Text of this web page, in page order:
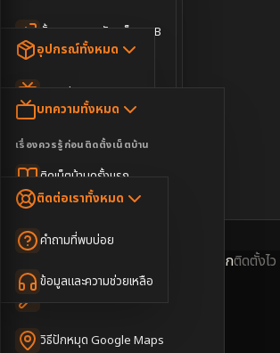
เน็ตบ้าน Super Fast
เน็ตบ้าน 2Gbps
เน็ตบ้านพร้อมกล่องทีวี
เน็ตบ้าน + Netflix
เน็ตบ้าน + บริการเสริม
เน็ตบ้านแรงทุกชั้น
ขั้นตอนการสมัครเน็ต 3BB
อุปกรณ์ทั้งหมด
AIS Play Box
Dongle เน็ตสำรอง
บทความ
บทความทั้งหมด
เรื่องควรรู้ก่อนติดตั้งเน็ตบ้าน
ติดเน็ตบ้านครั้งแรก
เทคนิคขอคิวช่างได้ไว
วิธีปักหมุด Google Maps
ข่าวสาร
ติดต่อเราทั้งหมด
คำถามที่พบบ่อย
ข้อมูลและความช่วยเหลือ
🇹🇭🇬🇧
ครอบคลุมดีมากติดตั้งไว
3BB & AIS Fibre